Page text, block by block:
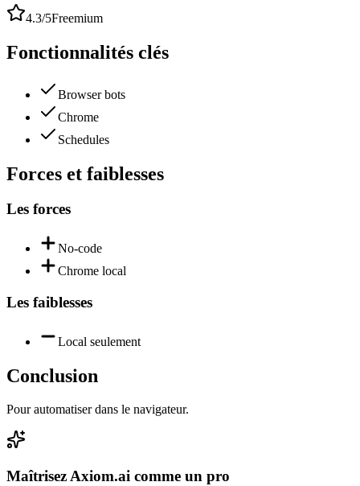
4.3/5Freemium
Fonctionnalités clés
Browser bots
Chrome
Schedules
Forces et faiblesses
Les forces
No-code
Chrome local
Les faiblesses
Local seulement
Conclusion
Pour automatiser dans le navigateur.
Maîtrisez Axiom.ai comme un pro